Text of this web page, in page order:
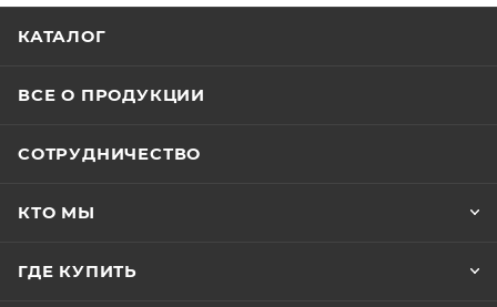
КАТАЛОГ
ВСЕ О ПРОДУКЦИИ
СОТРУДНИЧЕСТВО
КТО МЫ
ГДЕ КУПИТЬ